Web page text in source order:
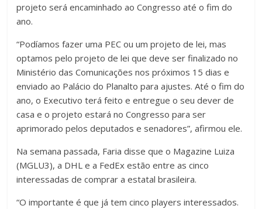
projeto será encaminhado ao Congresso até o fim do
ano.
“Podíamos fazer uma PEC ou um projeto de lei, mas
optamos pelo projeto de lei que deve ser finalizado no
Ministério das Comunicações nos próximos 15 dias e
enviado ao Palácio do Planalto para ajustes. Até o fim do
ano, o Executivo terá feito e entregue o seu dever de
casa e o projeto estará no Congresso para ser
aprimorado pelos deputados e senadores”, afirmou ele.
Na semana passada, Faria disse que o Magazine Luiza
(MGLU3), a DHL e a FedEx estão entre as cinco
interessadas de comprar a estatal brasileira.
“O importante é que já tem cinco players interessados.